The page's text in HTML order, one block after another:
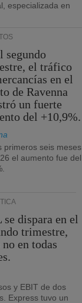
especializada en
segundo
el tráfico
en el
de Ravenna
un fuerte
del +10,9%.
primeros seis meses
el aumento fue del
se dispara en el
trimestre,
en todas
y EBIT de dos
Express tuvo un